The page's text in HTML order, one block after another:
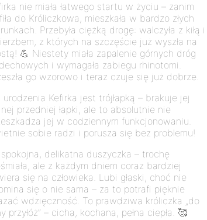
nie miała łatwego startu w życiu – zanim
do Króliczkowa, mieszkała w bardzo złych
Przebyła ciężką drogę: walczyła z kiłą i
z których na szczęście już wyszła na
💪 Niestety miała zapalenie górnych dróg
i wymagała zabiegu rhinotomi.
go wzorowo i teraz czuje się już dobrze.
urodzenia Kefirka jest trójłapką – brakuje jej
przedniej łapki, ale to absolutnie nie
jej w codziennym funkcjonowaniu.
sobie radzi i porusza się bez problemu!
spokojna, delikatna duszyczka – trochę
ale z każdym dniem coraz bardziej
się na człowieka. Lubi głaski, choć nie
się o nie sama – za to potrafi pięknie
wdzięczność. To prawdziwa króliczka „do
przyłóż” – cicha, kochana, pełna ciepła. 🥰